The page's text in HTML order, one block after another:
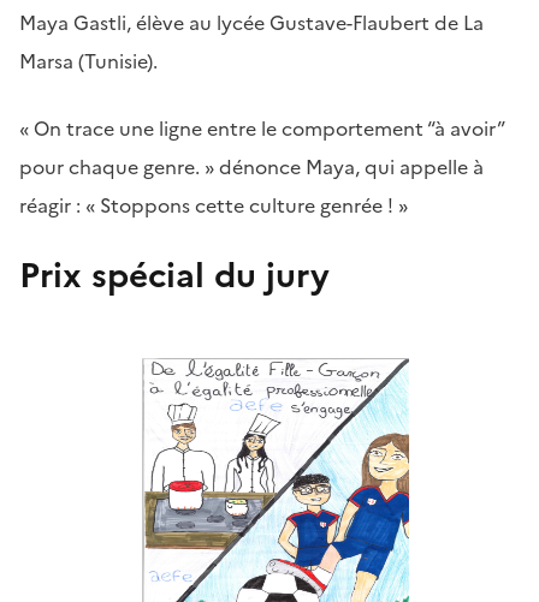
Maya Gastli, élève au lycée Gustave-Flaubert de La
Marsa (Tunisie).
« On trace une ligne entre le comportement “à avoir”
pour chaque genre. » dénonce Maya, qui appelle à
réagir : « Stoppons cette culture genrée ! »
Prix spécial du jury